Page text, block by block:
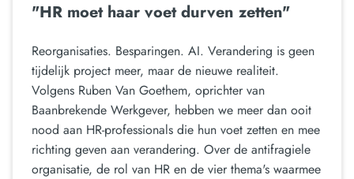
"HR moet haar voet durven zetten"
Reorganisaties. Besparingen. AI. Verandering is geen
tijdelijk project meer, maar de nieuwe realiteit.
Volgens Ruben Van Goethem, oprichter van
Baanbrekende Werkgever, hebben we meer dan ooit
nood aan HR-professionals die hun voet zetten en mee
richting geven aan verandering. Over de antifragiele
organisatie, de rol van HR en de vier thema's waarmee